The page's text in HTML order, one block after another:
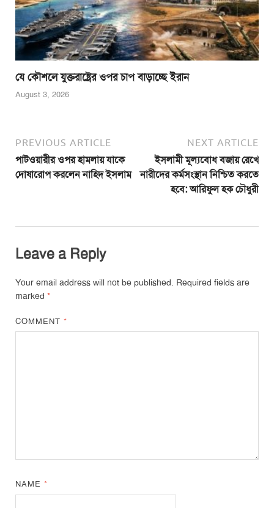
যে কৌশলে যুক্তরাষ্ট্রের ওপর চাপ বাড়াচ্ছে ইরান
August 3, 2026
PREVIOUS ARTICLE
পাটওয়ারীর ওপর হামলায় যাকে
দোষারোপ করলেন নাহিদ ইসলাম
NEXT ARTICLE
ইসলামী মূল্যবোধ বজায় রেখে
নারীদের কর্মসংস্থান নিশ্চিত করতে
হবে: আরিফুল হক চৌধুরী
Leave a Reply
Your email address will not be published. Required fields are
marked *
COMMENT*
NAME*